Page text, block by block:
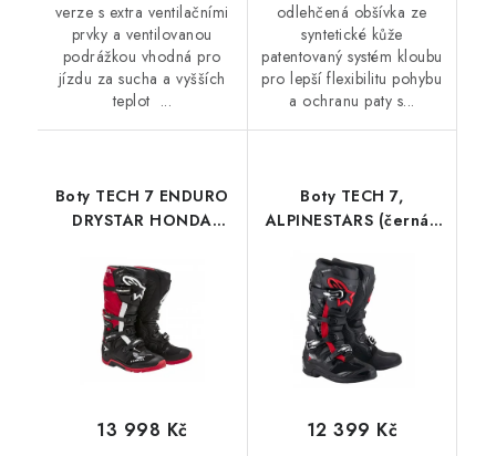
verze s extra ventilačními
prvky a ventilovanou
podrážkou vhodná pro
jízdu za sucha a vyšších
teplot ...
odlehčená obšívka ze
syntetické kůže
patentovaný systém kloubu
pro lepší flexibilitu pohybu
a ochranu paty s...
Boty TECH 7 ENDURO
DRYSTAR HONDA
(černá/červená) 2026
13 998 Kč
Boty TECH 7,
ALPINESTARS (černá/
12 399 Kč